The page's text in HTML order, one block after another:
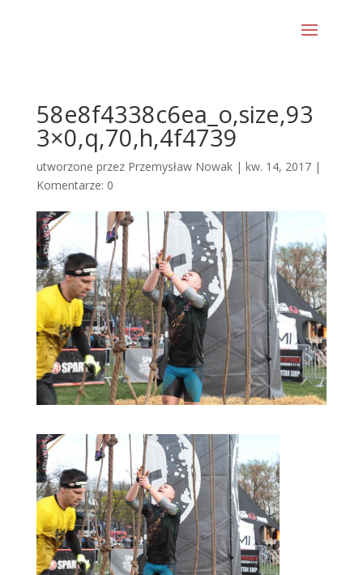
58e8f4338c6ea_o,size,93
3×0,q,70,h,4f4739
utworzone przez Przemysław Nowak| kw. 14, 2017|
Komentarze: 0